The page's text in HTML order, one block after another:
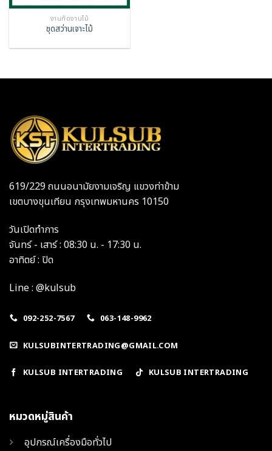
งานกัดงานไม้
ชุดสว่านเจาะไม้
619/229 ถนนอนามัยงามเจริญ แขวงท่าข้าม
เขตบางขุนเทียน กรุงเทพมหานคร 10150
วันเปิดทำการ
จันทร์ - เสาร์ : 08:30 น. - 17:30 น.
อาทิตย์ : ปิด
Line : @kulsub
092-252-7567 063-148-9962
KULSUBINTERTRADING@GMAIL.COM
KULSUB INTERTRADING KULSUB INTERTRADING
หมวดหมู่สินค้า
อุปกรณ์เครื่องมือทั่วไป